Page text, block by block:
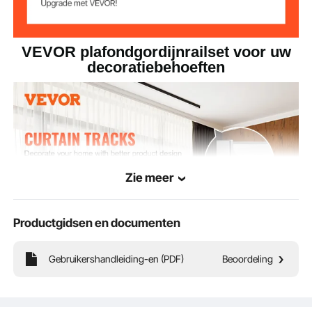
VEVOR plafondgordijnrailset voor uw
decoratiebehoeften
Zie meer
Productgidsen en documenten
Gebruikershandleiding-en (PDF) Beoordeling